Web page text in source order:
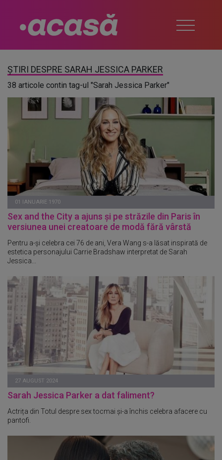
ȘTIRI DESPRE SARAH JESSICA PARKER
38 articole contin tag-ul "Sarah Jessica Parker"
01 IANUARIE 1970
Sex and the City a ajuns și pe străzile din Paris în
versiunea unei creatoare de modă fără vârstă
Pentru a-și celebra cei 76 de ani, Vera Wang s-a lăsat inspirată de
estetica personajului Carrie Bradshaw interpretat de Sarah
Jessica...
27 AUGUST 2024
Sarah Jessica Parker a dat faliment?
Actrița din Totul despre sex tocmai și-a închis celebra afacere cu
pantofi.